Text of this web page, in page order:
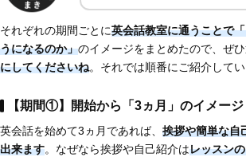
それぞれの期間ごとに英会話教室に通うことで
うになるのか」のイメージをまとめたので、ぜひ
にしてくださいね。それでは順番にご紹介してい
【期間①】開始から「3ヵ月」のイメージ
英会話を始めて3ヵ月であれば、 挨拶や簡単な自
出来ます。なぜなら挨拶や自己紹介はレッスン